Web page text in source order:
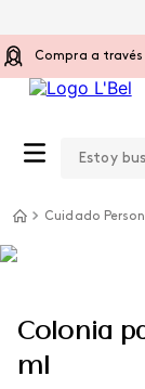
Compra a
Cuidado
Colonia
ml